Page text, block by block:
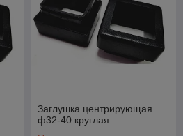
Заглушка центрирующая
ф32-40 круглая